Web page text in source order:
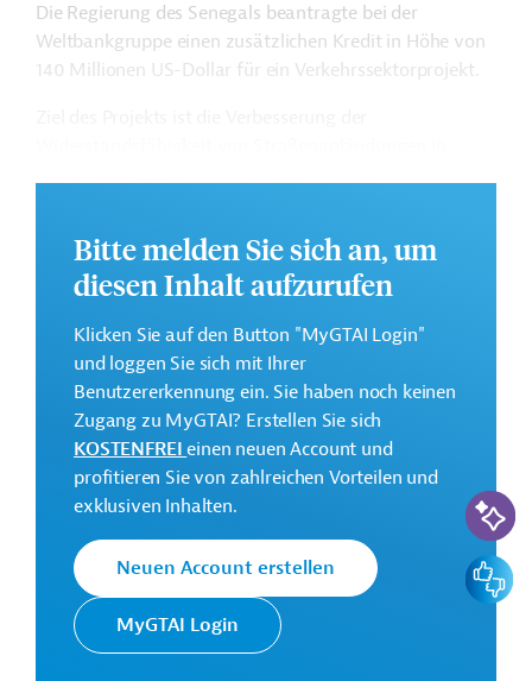
Die Regierung des Senegals beantragte bei der
Weltbankgruppe einen zusätzlichen Kredit in Höhe von
140 Millionen US-Dollar für ein Verkehrssektorprojekt.
organisatorischen Fachkompetenzen im Bereich der
Straßenverkehrssicherheit vorgesehen.
Weitere Informationen zu dem Entwicklungsprojekt
finden Sie auf derWebseite der Weltbankgruppe
und im Originaldokument, das zum Download
bereitsteht.
GTAI informiert über die Weltbankgruppe
Schwerpunkte, Regularien und praktische Hinweise zur
Geschäftsanbahnung.
140 Millionen US-Dollar
Geberbeitrag:
140 Millionen US-Dollar (IDA, Kredit; beantragt)
Bitte melden Sie sich an, um
diesen Inhalt aufzurufen
Klicken Sie auf den Button "MyGTAI Login"
und loggen Sie sich mit Ihrer
Benutzererkennung ein. Sie haben noch keinen
Zugang zu MyGTAI? Erstellen Sie sich
KOSTENFREIeinen neuen Account und
profitieren Sie von zahlreichen Vorteilen und
exklusiven Inhalten.
Neuen Account erstellen
MyGTAI Login
KI-